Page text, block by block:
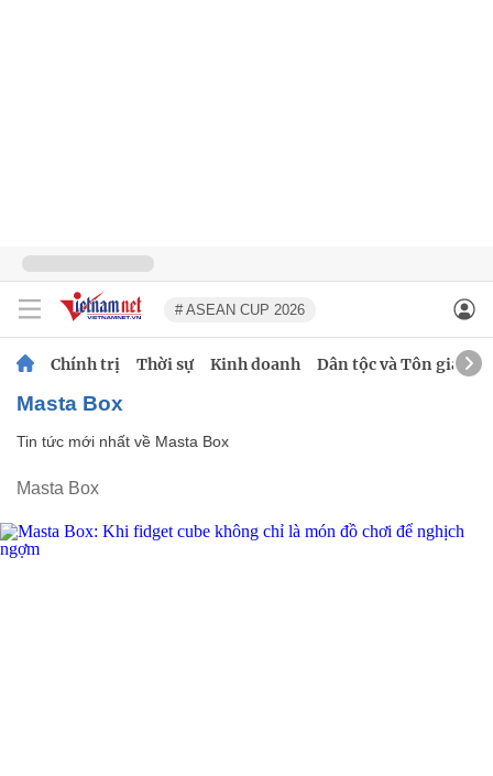
# ASEAN CUP 2026
Chính trị Thời sự Kinh doanh Dân tộc và Tôn giáo
Masta Box
Tin tức mới nhất về Masta Box
Masta Box